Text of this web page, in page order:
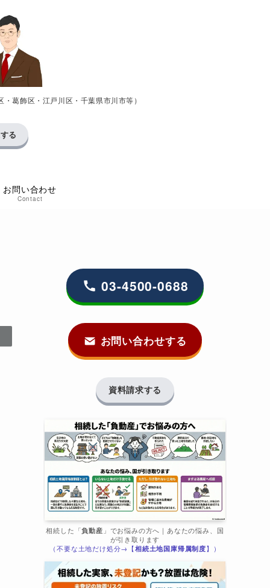
葛飾区・江戸川区・千葉県市川市等）
お問い合わせ
Contact
る
03-4500-0688
お問い合わせする
資料請求する
相続した「負動産 」でお悩みの方へ｜あなたの悩み、国
が引き取ります
（不要な土地だけ処分→【相続土地国庫帰属制度】）